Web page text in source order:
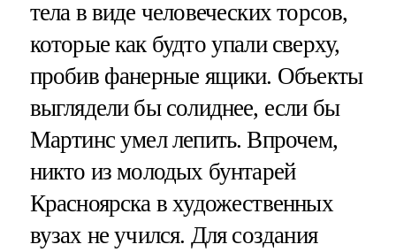
тела в виде человеческих торсов,
которые как будто упали сверху,
пробив фанерные ящики. Объекты
выглядели бы солиднее, если бы
Мартинс умел лепить. Впрочем,
никто из молодых бунтарей
Красноярска в художественных
вузах не учился. Для создания